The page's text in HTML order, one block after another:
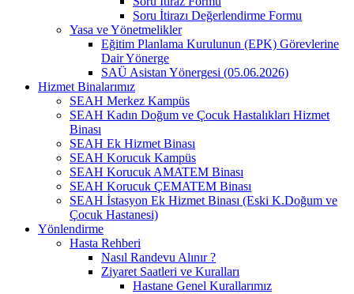
Soru İtirazı Değerlendirme Formu
Yasa ve Yönetmelikler
Eğitim Planlama Kurulunun (EPK) Görevlerine
Dair Yönerge
SAÜ Asistan Yönergesi (05.06.2026)
Hizmet Binalarımız
SEAH Merkez Kampüs
SEAH Kadın Doğum ve Çocuk Hastalıkları Hizmet
Binası
SEAH Ek Hizmet Binası
SEAH Korucuk Kampüs
SEAH Korucuk AMATEM Binası
SEAH Korucuk ÇEMATEM Binası
SEAH İstasyon Ek Hizmet Binası (Eski K.Doğum ve
Çocuk Hastanesi)
Yönlendirme
Hasta Rehberi
Nasıl Randevu Alınır ?
Ziyaret Saatleri ve Kuralları
Hastane Genel Kurallarımız